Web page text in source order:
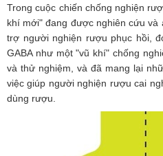
Trong cuộc chiến chống nghiện
khí mới" đang được nghiên cứu và
trợ người nghiện rượu phục hồi,
GABA như một "vũ khí" chống
và thử nghiệm, và đã mang lại
việc giúp người nghiện rượu cai
dùng rượu.